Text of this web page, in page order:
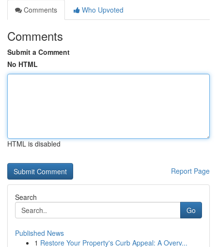
Comments
Who Upvoted
Comments
Submit a Comment
No HTML
HTML is disabled
Report Page
Search
Go
Published News
1 Restore Your Property's Curb Appeal: A Overv...